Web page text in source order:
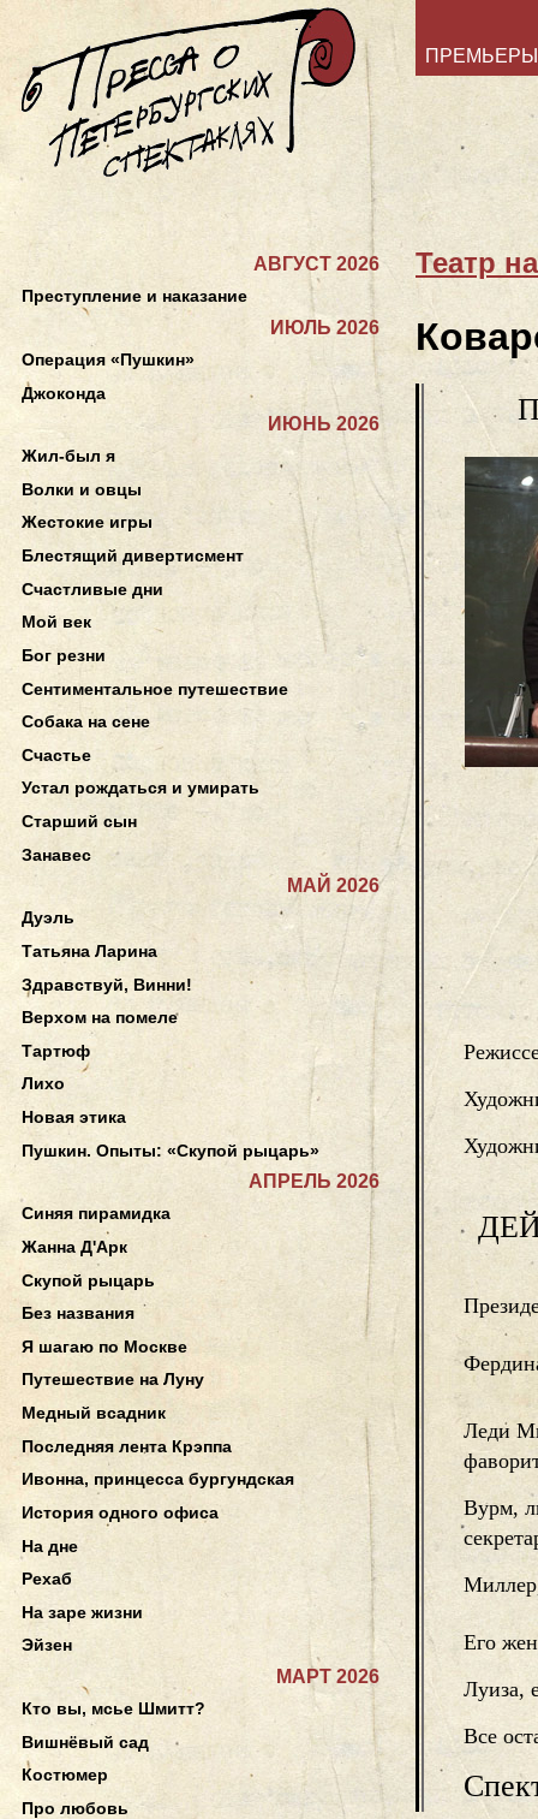
ПРЕМЬЕРЫ
Театр
Леди
Вурм,
Его
Луиза,
Все
АВГУСТ 2026
Преступление и наказание
ИЮЛЬ 2026
Операция «Пушкин»
Джоконда
ИЮНЬ 2026
Жил-был я
Волки и овцы
Жестокие игры
Блестящий дивертисмент
Счастливые дни
Мой век
Бог резни
Сентиментальное путешествие
Собака на сене
Счастье
Устал рождаться и умирать
Старший сын
Занавес
МАЙ 2026
Дуэль
Татьяна Ларина
Здравствуй, Винни!
Верхом на помеле
Тартюф
Лихо
Новая этика
Пушкин. Опыты: «Скупой рыцарь»
АПРЕЛЬ 2026
Синяя пирамидка
Жанна Д'Арк
Скупой рыцарь
Без названия
Я шагаю по Москве
Путешествие на Луну
Медный всадник
Последняя лента Крэппа
Ивонна, принцесса бургундская
История одного офиса
На дне
Рехаб
На заре жизни
Эйзен
МАРТ 2026
Кто вы, мсье Шмитт?
Вишнёвый сад
Костюмер
Про любовь